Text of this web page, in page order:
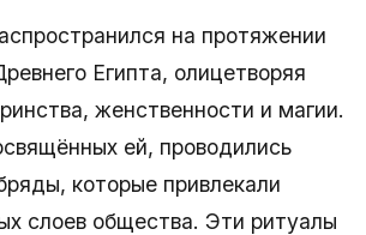
на протяжении
Египта, олицетворяя
женственности и магии.
ей, проводились
которые привлекали
слоев общества. Эти ритуалы